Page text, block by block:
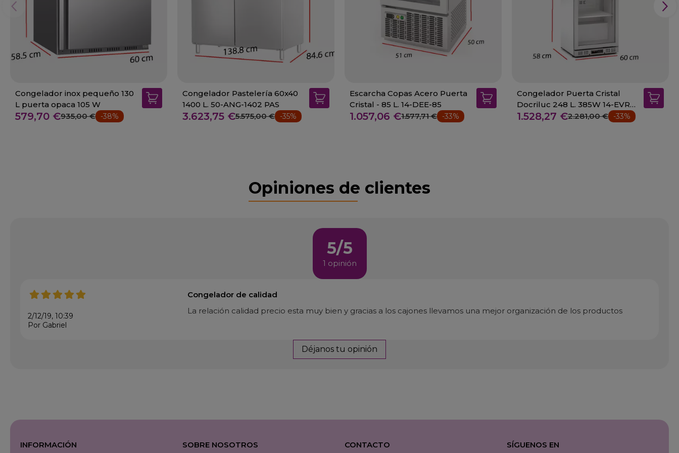
Congelador inox pequeño 130
L puerta opaca 105 W
579,70 €935,00 € -38%
Congelador Pastelería 60x40
1400 L. 50-ANG-1402 PAS
3.623,75 €5.575,00 € -35%
Escarcha Copas Acero Puerta
Cristal - 85 L. 14-DEE-85
1.057,06 €1.577,71 € -33%
Congelador Puerta Cristal
Docriluc 248 L. 385W 14-EVRF-
600-D
1.528,27 €2.281,00 € -33%
Opiniones de clientes
5/5
1 opinión
2/12/19, 10:39
Por Gabriel
Congelador de calidad
La relación calidad precio esta muy bien y gracias a los cajones llevamos una mejor organización de los productos
Déjanos tu opinión
INFORMACIÓN SOBRE NOSOTROS CONTACTO SÍGUENOS EN